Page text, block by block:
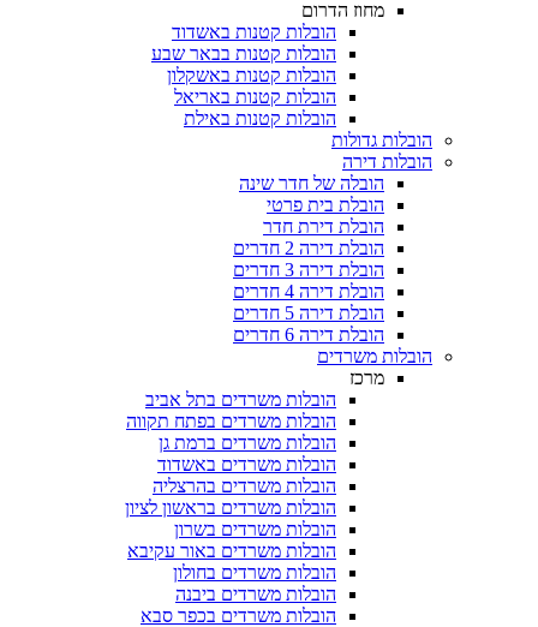
הובלות קטנות באשדוד
הובלות קטנות בבאר שבע
הובלות קטנות באשקלון
הובלות קטנות באריאל
הובלות קטנות באילת
הובלה של חדר שינה
הובלות משרדים בתל אביב
הובלות משרדים בפתח תקווה
הובלות משרדים ברמת גן
הובלות משרדים באשדוד
הובלות משרדים בהרצליה
הובלות משרדים בראשון לציון
הובלות משרדים בשרון
הובלות משרדים באור עקיבא
הובלות משרדים בחולון
הובלות משרדים ביבנה
הובלות משרדים בכפר סבא